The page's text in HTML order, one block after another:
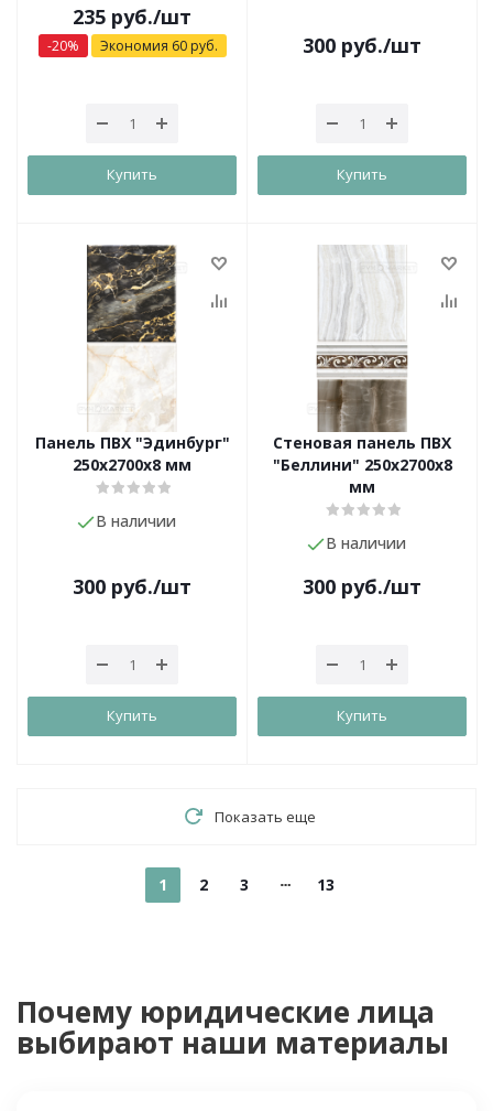
235 руб./шт
-20% Экономия 60руб.
Купить
300 руб./шт
Купить
Панель ПВХ "Эдинбург"
250х2700х8 мм
В наличии
300 руб./шт
Купить
Стеновая панель ПВХ
"Беллини" 250х2700х8
мм
В наличии
300 руб./шт
Купить
Показать еще
1 2 3 13
Почему юридические лица
выбирают наши материалы